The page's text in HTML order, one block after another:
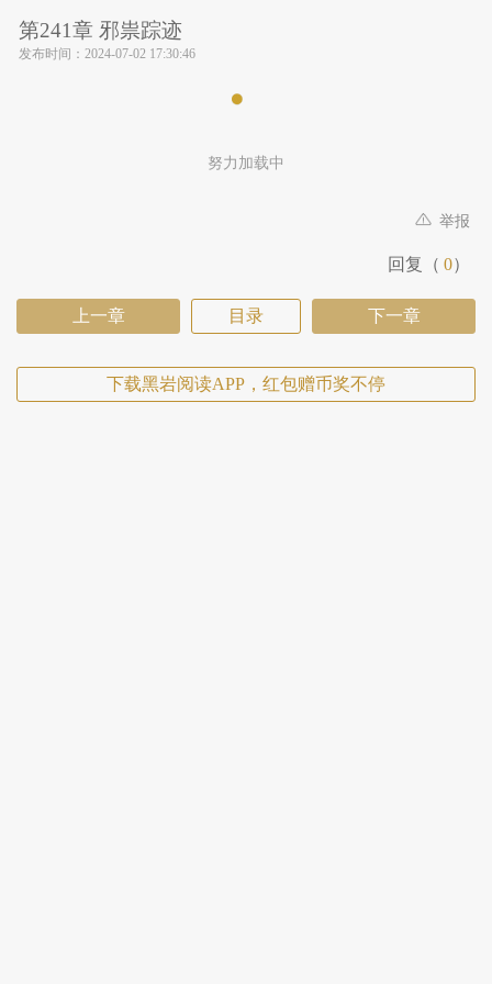
第241章 邪祟踪迹
发布时间： 2024-07-02 17:30:46
努力加载中
举报
回复（ 0）
上一章 目录 下一章
下载黑岩阅读APP，红包赠币奖不停